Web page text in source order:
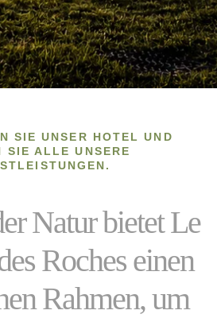
SIE UNSER HOTEL UND
SIE ALLE UNSERE
Natur bietet Le
Roches einen
Rahmen, um